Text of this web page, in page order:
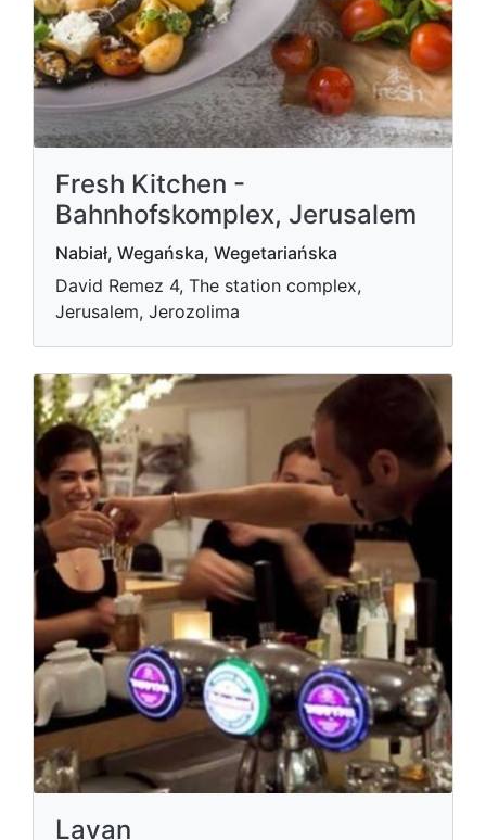
Fresh Kitchen -
Bahnhofskomplex, Jerusalem
Nabiał, Wegańska, Wegetariańska
David Remez 4, The station complex,
Jerusalem, Jerozolima
Lavan